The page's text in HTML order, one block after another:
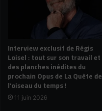
Interview exclusif de Régis
Loisel : tout sur son travail et
des planches inédites du
prochain Opus de La Quête de
l’oiseau du temps !
11 juin 2026